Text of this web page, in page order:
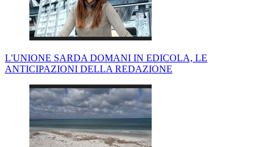
L'UNIONE SARDA DOMANI IN EDICOLA, LE
ANTICIPAZIONI DELLA REDAZIONE